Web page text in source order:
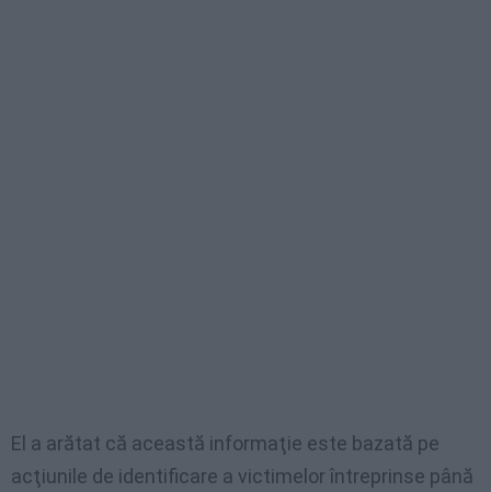
El a arătat că această informaţie este bazată pe
acţiunile de identificare a victimelor întreprinse până